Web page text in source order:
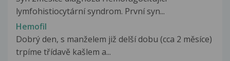
lymfohistiocytární syndrom. První syn...
Hemofil
Dobrý den, s manželem již delší dobu (cca 2 měsíce)
trpíme třídavě kašlem a...